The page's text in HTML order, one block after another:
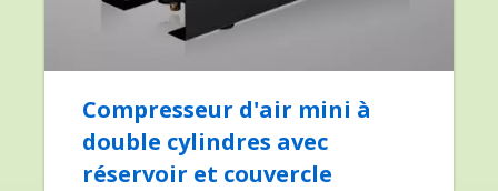
Compresseur d'air mini à
double cylindres avec
réservoir et couvercle